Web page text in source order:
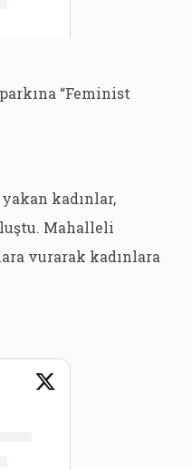
“Feminist
kadınlar,
Mahalleli
vurarak kadınlara